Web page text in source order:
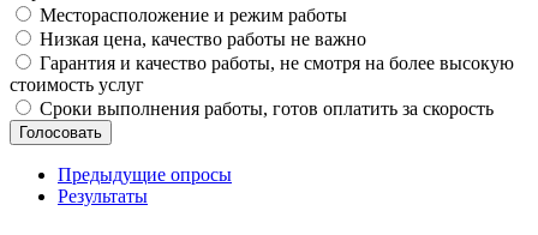
Месторасположение и режим работы
Низкая цена, качество работы не важно
Гарантия и качество работы, не смотря на более высокую
стоимость услуг
Сроки выполнения работы, готов оплатить за скорость
Предыдущие опросы
Результаты